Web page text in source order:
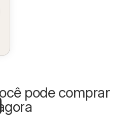
pode comprar